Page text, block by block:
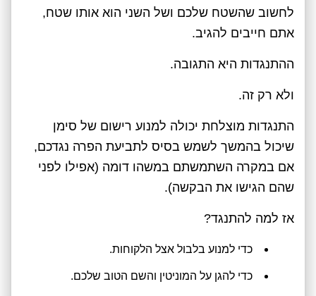
לחשוב שהשטח שלכם ושל השני הוא אותו שטח,
אתם חייבים להגיב.
ההתנגדות היא התגובה.
ולא רק זה.
התנגדות מוצלחת יכולה למנוע רישום של סימן
שיכול בהמשך לשמש בסיס לתביעת הפרה נגדכם,
אם במקרה השתמשתם במשהו דומה (אפילו לפני
שהם הגישו את הבקשה).
אז למה להתנגד?
כדי למנוע בלבול אצל הלקוחות.
כדי להגן על המוניטין והשם הטוב שלכם.